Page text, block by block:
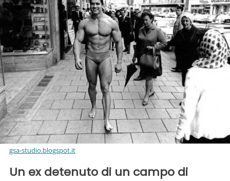
gsa-studio.blogspot.it
Un ex detenuto di un campo di